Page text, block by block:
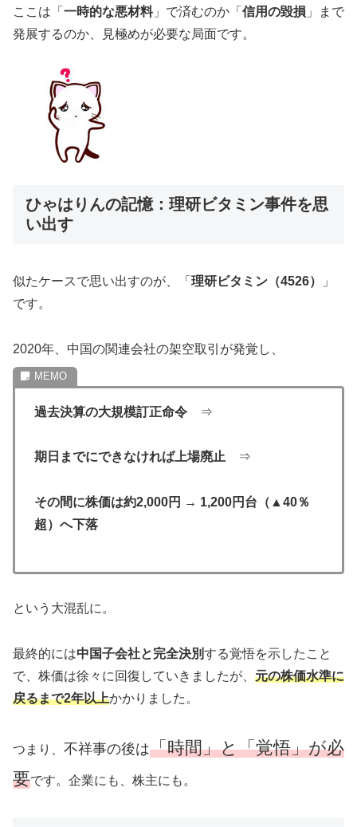
ここは「 一時的な悪材料」で済むのか「 信用の毀損 」まで
発展するのか、見極めが必要な局面です。
ひゃはりんの記憶：理研ビタミン事件を思
い出す
似たケースで思い出すのが、「 理研ビタミン（4526）
」
です。
2020年、中国の関連会社の架空取引が発覚し、
過去決算の大規模訂正命令 ⇒
期日までにできなければ上場廃止 ⇒
その間に株価は約2,000円 → 1,200円台（▲40％
超）へ下落
という大混乱に。
最終的には中国子会社と完全決別する覚悟を示したこと
で、株価は徐々に回復していきましたが、 元の株価水準に
戻るまで2年以上かかりました。
つまり、 不祥事の後は「時間」と「覚悟」が必
要です。企業にも、株主にも。